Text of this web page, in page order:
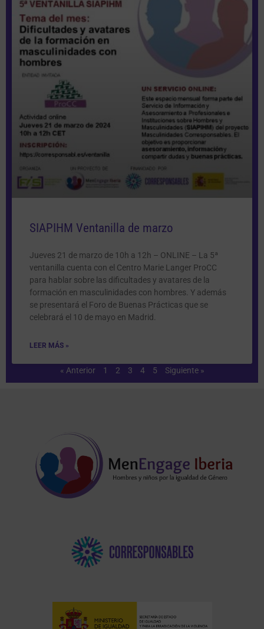
SIAPIHM Ventanilla de marzo
Jueves 21 de marzo de 10h a 12h – ONLINE – La 5ª
ventanilla cuenta con el Centro Marie Langer ProCC
para hablar sobre las dificultades y avatares de la
formación en masculinidades con hombres. Y además
se presentará el Foro de Buenas Prácticas que se
celebrará el 10 de mayo en Madrid.
LEER MÁS »
« Anterior 1 2 3 4 5 Siguiente »